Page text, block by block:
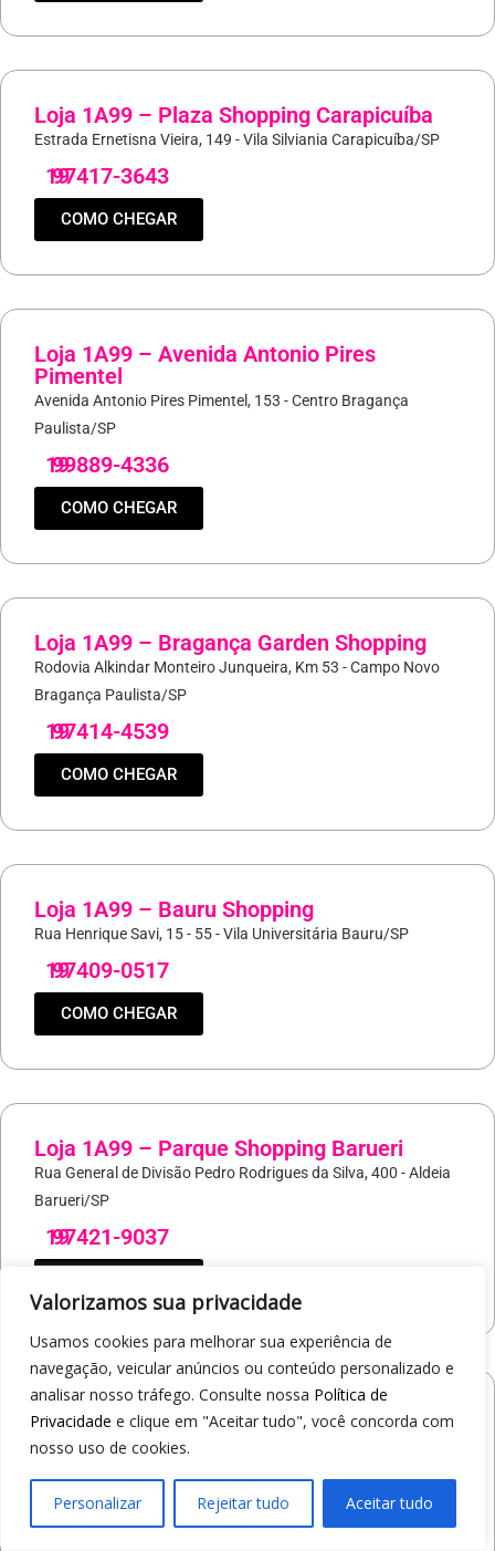
Valorizamos sua privacidade
Usamos cookies para melhorar sua experiência de
navegação, veicular anúncios ou conteúdo personalizado e
analisar nosso tráfego. Consulte nossa Política de
Privacidade e clique em "Aceitar tudo", você concorda com
nosso uso de cookies.
Personalizar Rejeitar tudo Aceitar tudo
Loja 1A99 – Plaza Shopping Carapicuíba
Estrada Ernetisna Vieira, 149 - Vila Silviania Carapicuíba/SP
19
97417-3643
COMO CHEGAR
Loja 1A99 – Avenida Antonio Pires
Pimentel
Avenida Antonio Pires Pimentel, 153 - Centro Bragança
Paulista/SP
19
99889-4336
COMO CHEGAR
Loja 1A99 – Bragança Garden Shopping
Rodovia Alkindar Monteiro Junqueira, Km 53 - Campo Novo
Bragança Paulista/SP
19
97414-4539
COMO CHEGAR
Loja 1A99 – Bauru Shopping
Rua Henrique Savi, 15 - 55 - Vila Universitária Bauru/SP
19
97409-0517
COMO CHEGAR
Loja 1A99 – Parque Shopping Barueri
Rua General de Divisão Pedro Rodrigues da Silva, 400 - Aldeia
Barueri/SP
19
97421-9037
Loja 1A99 – North Shopping Barretos
Via Conselheiro Antonio Prado, 1400 - Pedro Cavaline
19
97407-5840